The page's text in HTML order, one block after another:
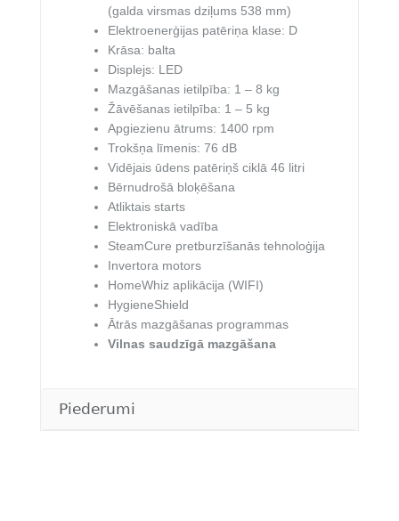
(galda virsmas dziļums 538 mm)
Elektroenerģijas patēriņa klase: D
Krāsa: balta
Displejs: LED
Mazgāšanas ietilpība: 1 – 8 kg
Žāvēšanas ietilpība: 1 – 5 kg
Apgiezienu ātrums: 1400 rpm
Trokšņa līmenis: 76 dB
Vidējais ūdens patēriņš ciklā 46 litri
Bērnudrošā bloķēšana
Atliktais starts
Elektroniskā vadība
SteamCure pretburzīšanās tehnoloģija
Invertora motors
HomeWhiz aplikācija (WIFI)
HygieneShield
Ātrās mazgāšanas programmas
Vilnas saudzīgā mazgāšana
Piederumi